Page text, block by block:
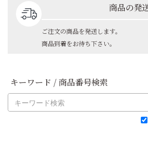
商品の発
ご注文の商品を発送します。
商品到着をお待ち下さい。
キーワード / 商品番号検索